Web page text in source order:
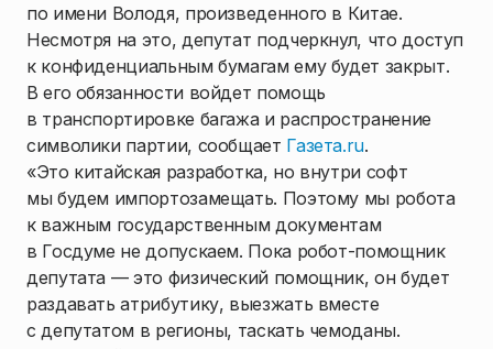
по имени Володя, произведенного в Китае.
Несмотря на это, депутат подчеркнул, что доступ
к конфиденциальным бумагам ему будет закрыт.
В его обязанности войдет помощь
в транспортировке багажа и распространение
символики партии, сообщает Газета.ru.
«Это китайская разработка, но внутри софт
мы будем импортозамещать. Поэтому мы робота
к важным государственным документам
в Госдуме не допускаем. Пока робот-помощник
депутата — это физический помощник, он будет
раздавать атрибутику, выезжать вместе
с депутатом в регионы, таскать чемоданы.